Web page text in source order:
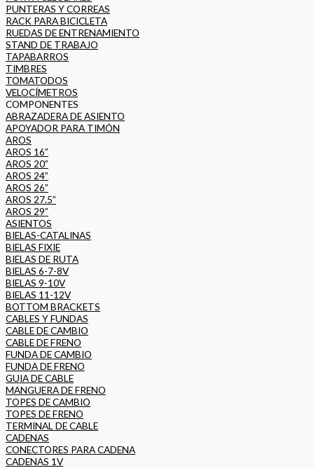
PUNTERAS Y CORREAS
RACK PARA BICICLETA
RUEDAS DE ENTRENAMIENTO
STAND DE TRABAJO
TAPABARROS
TIMBRES
TOMATODOS
VELOCÍMETROS
COMPONENTES
ABRAZADERA DE ASIENTO
APOYADOR PARA TIMÓN
AROS
AROS 16”
AROS 20”
AROS 24”
AROS 26”
AROS 27.5”
AROS 29”
ASIENTOS
BIELAS-CATALINAS
BIELAS FIXIE
BIELAS DE RUTA
BIELAS 6-7-8V
BIELAS 9-10V
BIELAS 11-12V
BOTTOM BRACKETS
CABLES Y FUNDAS
CABLE DE CAMBIO
CABLE DE FRENO
FUNDA DE CAMBIO
FUNDA DE FRENO
GUIA DE CABLE
MANGUERA DE FRENO
TOPES DE CAMBIO
TOPES DE FRENO
TERMINAL DE CABLE
CADENAS
CONECTORES PARA CADENA
CADENAS 1V